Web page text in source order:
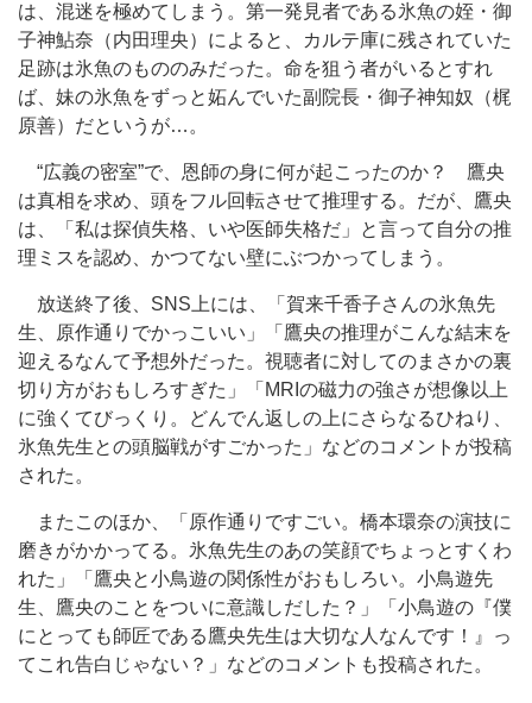
は、混迷を極めてしまう。第一発見者である氷魚の姪・御
子神鮎奈（内田理央）によると、カルテ庫に残されていた
足跡は氷魚のもののみだった。命を狙う者がいるとすれ
ば、妹の氷魚をずっと妬んでいた副院長・御子神知奴（梶
原善）だというが…。
“広義の密室”で、恩師の身に何が起こったのか？ 鷹央
は真相を求め、頭をフル回転させて推理する。だが、鷹央
は、「私は探偵失格、いや医師失格だ」と言って自分の推
理ミスを認め、かつてない壁にぶつかってしまう。
放送終了後、SNS上には、「賀来千香子さんの氷魚先
生、原作通りでかっこいい」「鷹央の推理がこんな結末を
迎えるなんて予想外だった。視聴者に対してのまさかの裏
切り方がおもしろすぎた」「MRIの磁力の強さが想像以上
に強くてびっくり。どんでん返しの上にさらなるひねり、
氷魚先生との頭脳戦がすごかった」などのコメントが投稿
された。
またこのほか、「原作通りですごい。橋本環奈の演技に
磨きがかかってる。氷魚先生のあの笑顔でちょっとすくわ
れた」「鷹央と小鳥遊の関係性がおもしろい。小鳥遊先
生、鷹央のことをついに意識しだした？」「小鳥遊の『僕
にとっても師匠である鷹央先生は大切な人なんです！』っ
てこれ告白じゃない？」などのコメントも投稿された。